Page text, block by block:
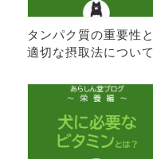
タンパク質の重要性と
適切な摂取法について